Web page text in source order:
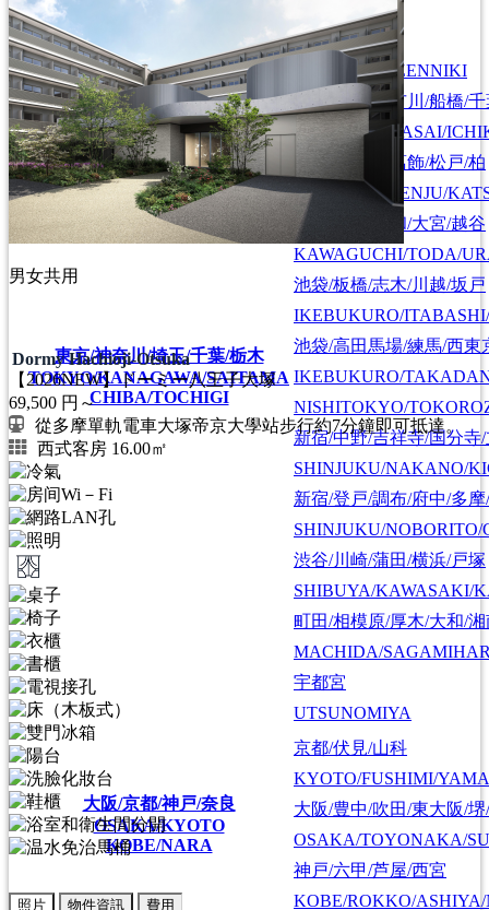
東京/神奈川/埼玉/千葉/栃木
TOKYO/KANAGAWA/SAITAMA
CHIBA/TOCHIGI
首都圏全域
SHUTOKEN ZENNIKI
江戸川/葛西/市川/船橋/
EDOGAWA/KASAI/
上野/北千住/葛飾/松戸/柏
UENO/KITASENJU/
川口/戸田/浦和/大宮/越谷
KAWAGUCHI/TODA/
池袋/板橋/志木/川越/坂戸
IKEBUKURO/
池袋/高田馬場/練馬/西東
IKEBUKURO/
NISHITOKYO/
新宿/中野/吉祥寺/国分寺
SHINJUKU/NAKANO/
新宿/登戸/調布/府中/多
SHINJUKU/
渋谷/川崎/蒲田/横浜/戸塚
SHIBUYA/KAWASAKI/
町田/相模原/厚木/大和/湘
MACHIDA/
宇都宮
UTSUNOMIYA
大阪/京都/神戸/奈良
OSAKA/KYOTO
KOBE/NARA
京都/伏見/山科
KYOTO/FUSHIMI/
大阪/豊中/吹田/東大阪/
OSAKA/TOYONAKA/
神戸/六甲/芦屋/西宮
KOBE/ROKKO/
男女共用
Dormy Hachioji-Otsuka
【2026NEW】ドーミー八王子大塚
69,500 円～
從多摩單軌電車大塚帝京大學站步行約7分鐘即可抵達。
西式客房 16.00㎡
照片 物件資訊 費用